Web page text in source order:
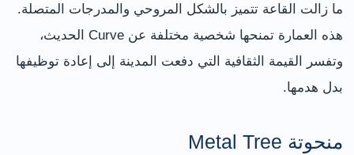
ما زالت القاعة تتميز بالشكل المروحي والمدرجات المتصلة.
هذه العمارة تمنحها شخصية مختلفة عن Curve الحديث،
وتفسر القيمة الثقافية التي دفعت المدينة إلى إعادة توظيفها
بدل هدمها.
منحوتة Metal Tree